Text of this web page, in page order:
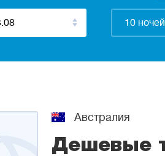
10 ночей
Австралия
Дешевые